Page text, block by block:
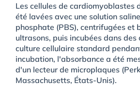
Les cellules de cardiomyoblastes
été lavées avec une solution
phosphate (PBS), centrifugées et
ultrasons, puis incubées dans des
culture cellulaire standard
incubation, l'absorbance a été
d'un lecteur de microplaques
Massachusetts, États-Unis).